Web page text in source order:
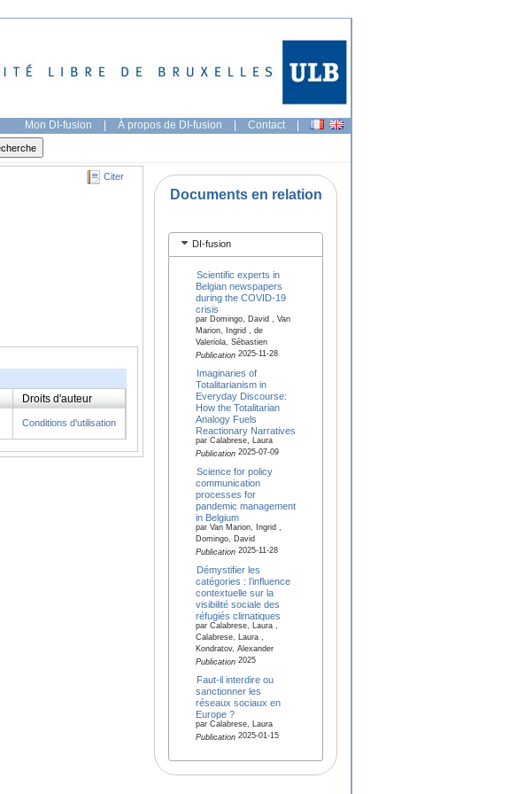
Mon DI-fusion | À propos de DI-fusion | Contact |
Citer
Droits d'auteur
Conditions d'utilisation
Documents en relation
DI-fusion
Scientific experts in
Belgian newspapers
during the COVID-19
crisis
par Domingo, David , Van
Marion, Ingrid , de
Valeriola, Sébastien
Publication2025-11-28
Imaginaries of
Totalitarianism in
Everyday Discourse:
How the Totalitarian
Analogy Fuels
Reactionary Narratives
par Calabrese, Laura
Publication2025-07-09
Science for policy
communication
processes for
pandemic management
in Belgium
par Van Marion, Ingrid ,
Domingo, David
Publication2025-11-28
Démystifier les
catégories : l’influence
contextuelle sur la
visibilité sociale des
réfugiés climatiques
par Calabrese, Laura ,
Calabrese, Laura ,
Kondratov, Alexander
Publication2025
Faut-il interdire ou
sanctionner les
réseaux sociaux en
Europe ?
par Calabrese, Laura
Publication2025-01-15